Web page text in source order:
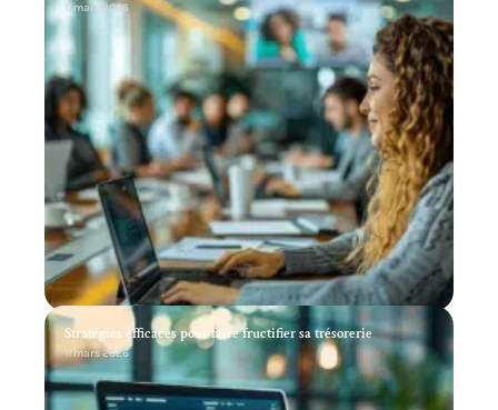
11 mars 2026
Stratégies efficaces pour faire fructifier sa trésorerie
11 mars 2026